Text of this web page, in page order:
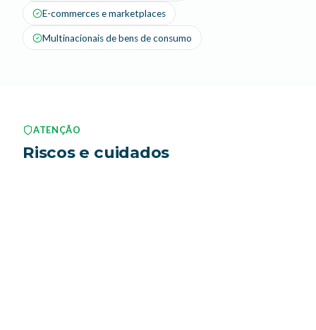
E-commerces e marketplaces
Multinacionais de bens de consumo
ATENÇÃO
Riscos e cuidados